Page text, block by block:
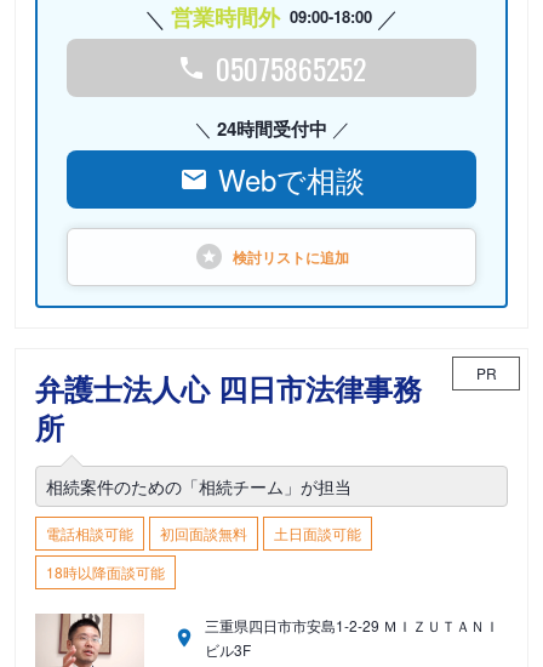
営業時間外 09:00-18:00
05075865252
24時間受付中
Webで相談
検討リストに追加
弁護士法人心 四日市法律事務
所
PR
相続案件のための「相続チーム」が担当
電話相談可能 初回面談無料
土日面談可能
18時以降面談可能
三重県四日市市安島1-2-29 ＭＩＺＵＴＡＮＩ
ビル3F